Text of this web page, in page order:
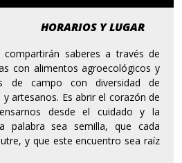
HORARIOS Y LUGAR
saberes a través de
con alimentos agroecológicos y
de campo con diversidad de
artesanos. Es abrir el corazón de
desde el cuidado y la
palabra sea semilla, que cada
y que este encuentro sea raíz